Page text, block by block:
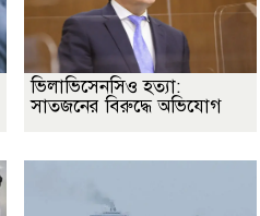
ভিলাভিসেনসিও হত্যা:
সাতজনের বিরুদ্ধে অভিযোগ